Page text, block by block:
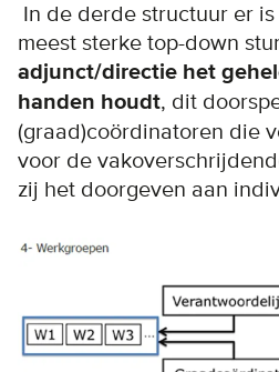
In de derde structuur er
meest sterke top-down
adjunct/directie het
handen houdt, dit
(graad)coördinatoren die
voor de
zij het doorgeven aan